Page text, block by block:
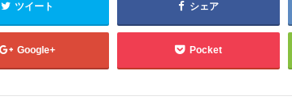
ツイート シェア
Google+ Pocket